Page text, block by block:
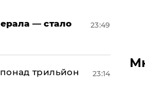
— стало
23:49
трильйон
23:14